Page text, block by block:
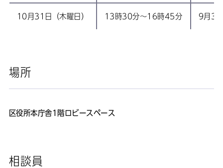
10月31日（木曜日） 13時30分～16時45分 9月3
場所
区役所本庁舎1階ロビースペース
相談員